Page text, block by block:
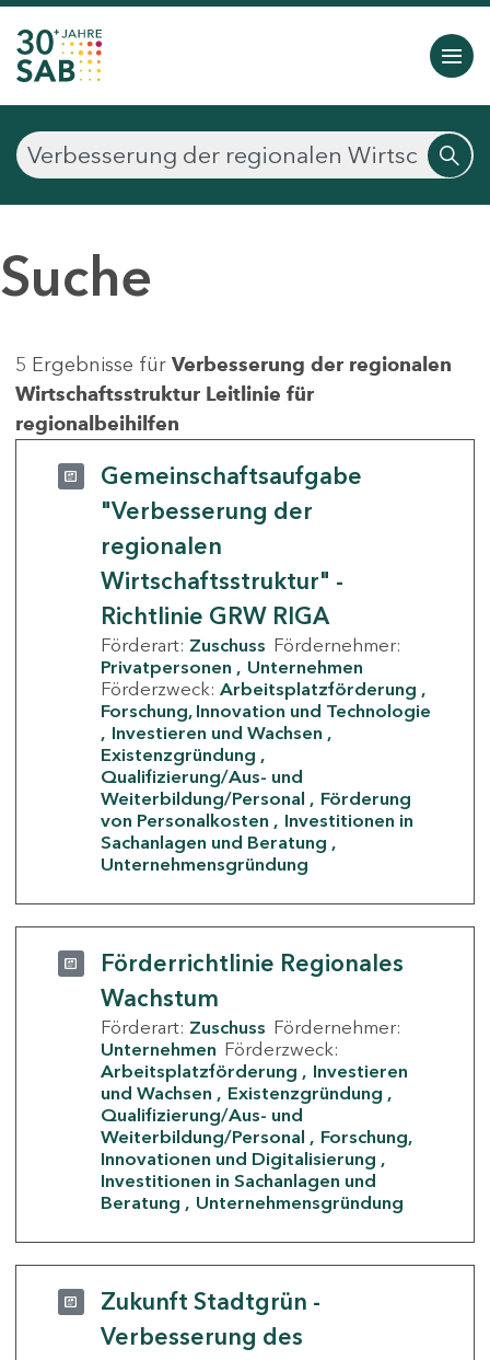
Suche
5 Ergebnisse für Verbesserung der regionalen
Wirtschaftsstruktur Leitlinie für
regionalbeihilfen
Gemeinschaftsaufgabe
"Verbesserung der
regionalen
Wirtschaftsstruktur" -
Richtlinie GRW RIGA
Förderart: Zuschuss Fördernehmer:
Privatpersonen
Unternehmen
Förderzweck: Arbeitsplatzförderung
Forschung, Innovation und Technologie
Investieren und Wachsen
Existenzgründung
Qualifizierung/Aus- und
Weiterbildung/Personal
Förderung
von Personalkosten
Investitionen in
Sachanlagen und Beratung
Unternehmensgründung
Förderrichtlinie Regionales
Wachstum
Förderart: Zuschuss Fördernehmer:
Unternehmen Förderzweck:
Arbeitsplatzförderung
Investieren
und Wachsen
Existenzgründung
Qualifizierung/Aus- und
Weiterbildung/Personal
Forschung,
Innovationen und Digitalisierung
Investitionen in Sachanlagen und
Beratung
Unternehmensgründung
Zukunft Stadtgrün -
Verbesserung des